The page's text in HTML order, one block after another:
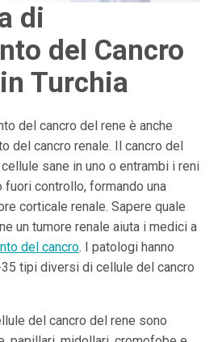
di
del Cancro
Turchia
del cancro del rene è anche
del cancro renale. Il cancro del
sane in uno o entrambi i reni
fuori controllo, formando una
corticale renale. Sapere quale
un tumore renale aiuta i medici a
del cancro. I patologi hanno
tipi diversi di cellule del cancro
del cancro del rene sono